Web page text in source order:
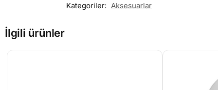
Kategoriler: Aksesuarlar
İlgili ürünler